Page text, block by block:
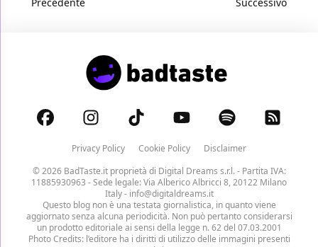
Privacy Policy Cookie Policy
Disclaimer
© 2026 BadTaste.it proprietà di Digital Dreams s.r.l.- Partita IVA:
11885930963 - Sede legale: Via Alberico Albricci 8, 20122 Milano
Italy - info@digitaldreams.it
Questo blog non è una testata giornalistica, in quanto viene
aggiornato senza alcuna periodicità. Non può pertanto considerarsi
un prodotto editoriale ai sensi della legge n. 62 del 07.03.2001
Photo Credits: l’editore ha i diritti di utilizzo delle immagini presenti